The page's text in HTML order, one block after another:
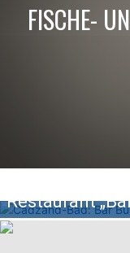
FISCHE-
Restaurant